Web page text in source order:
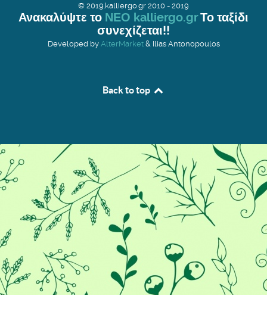
© 2019.kalliergo.gr 2010 - 2019
Ανακαλύψτε το ΝΕΟ kalliergo.grΤο ταξίδι
συνεχίζεται!!
Developed by AlterMarket& Ilias Antonopoulos
Back to top